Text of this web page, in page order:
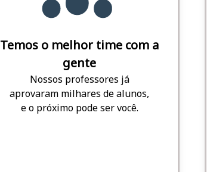
Temos o melhor time com a
gente
Nossos professores já
aprovaram milhares de alunos,
e o próximo pode ser você.